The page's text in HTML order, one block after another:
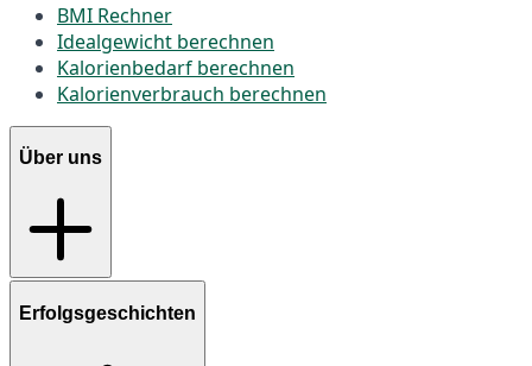
BMI Rechner
Idealgewicht berechnen
Kalorienbedarf berechnen
Kalorienverbrauch berechnen
Über uns
Erfolgsgeschichten